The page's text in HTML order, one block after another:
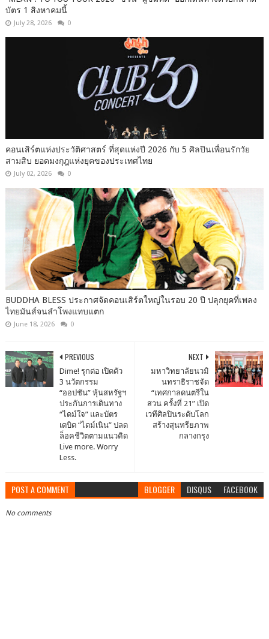
บัตร 1 สิงหาคมนี้
July 28, 2026 0
คอนเสิร์ตแห่งประวัติศาสตร์ ที่สุดแห่งปี 2026 กับ 5 ศิลปินเพื่อนรักวัย
สามสิบ ยอดมงกุฎแห่งยุคของประเทศไทย
July 02, 2026 0
BUDDHA BLESS ประกาศจัดคอนเสิร์ตใหญ่ในรอบ 20 ปี ปลุกยุคที่เพลง
ไทยมันส์จนลำโพงแทบแตก
June 18, 2026 0
NEXT
มหาวิทยาลัยนวมิ
นทราธิราชจัด
“เทศกาลดนตรีใน
สวน ครั้งที่ 21” เปิด
เวทีศิลปินระดับโลก
สร้างสุนทรียภาพ
กลางกรุง
PREVIOUS
Dime! รุกต่อ เปิดตัว
3 นวัตกรรม
“ออปชัน” หุ้นสหรัฐฯ
ประกันการเดินทาง
“ไดม์ใจ” และบัตร
เดบิต “ไดม์เนิน” ปลด
ล็อคชีวิตตามแนวคิด
Live more. Worry
Less.
POST A COMMENT BLOGGER DISQUS FACEBOOK
No comments